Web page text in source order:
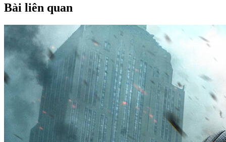
Bài liên quan